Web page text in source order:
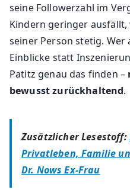
seine Followerzahl im
Kindern geringer
seiner Person stetig.
Einblicke statt
Patitz genau das finden –
bewusst zurückhaltend.
Zusätzlicher Lesestoff:
Privatleben, Familie
Dr. Nows Ex-Frau